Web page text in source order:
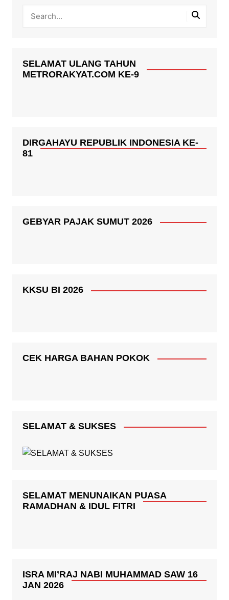
SELAMAT ULANG TAHUN
METRORAKYAT.COM KE-9
DIRGAHAYU REPUBLIK INDONESIA KE-
81
GEBYAR PAJAK SUMUT 2026
KKSU BI 2026
CEK HARGA BAHAN POKOK
SELAMAT & SUKSES
SELAMAT MENUNAIKAN PUASA
RAMADHAN & IDUL FITRI
ISRA MI’RAJ NABI MUHAMMAD SAW 16
JAN 2026